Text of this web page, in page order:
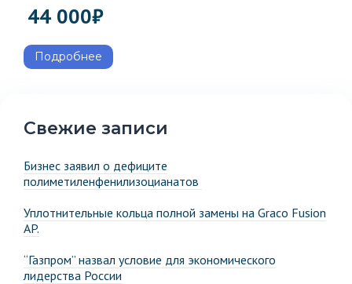
44 000₽
Подробнее
Свежие записи
Бизнес заявил о дефиците
полиметиленфенилизоцианатов
Уплотнительные кольца полной замены на Graco Fusion
AP.
“Газпром” назвал условие для экономического
лидерства России